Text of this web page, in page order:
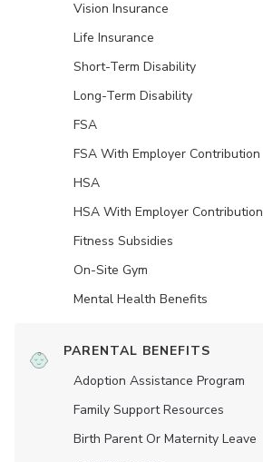
Vision Insurance
Life Insurance
Short-Term Disability
Long-Term Disability
FSA
FSA With Employer Contribution
HSA
HSA With Employer Contribution
Fitness Subsidies
On-Site Gym
Mental Health Benefits
PARENTAL BENEFITS
Adoption Assistance Program
Family Support Resources
Birth Parent Or Maternity Leave